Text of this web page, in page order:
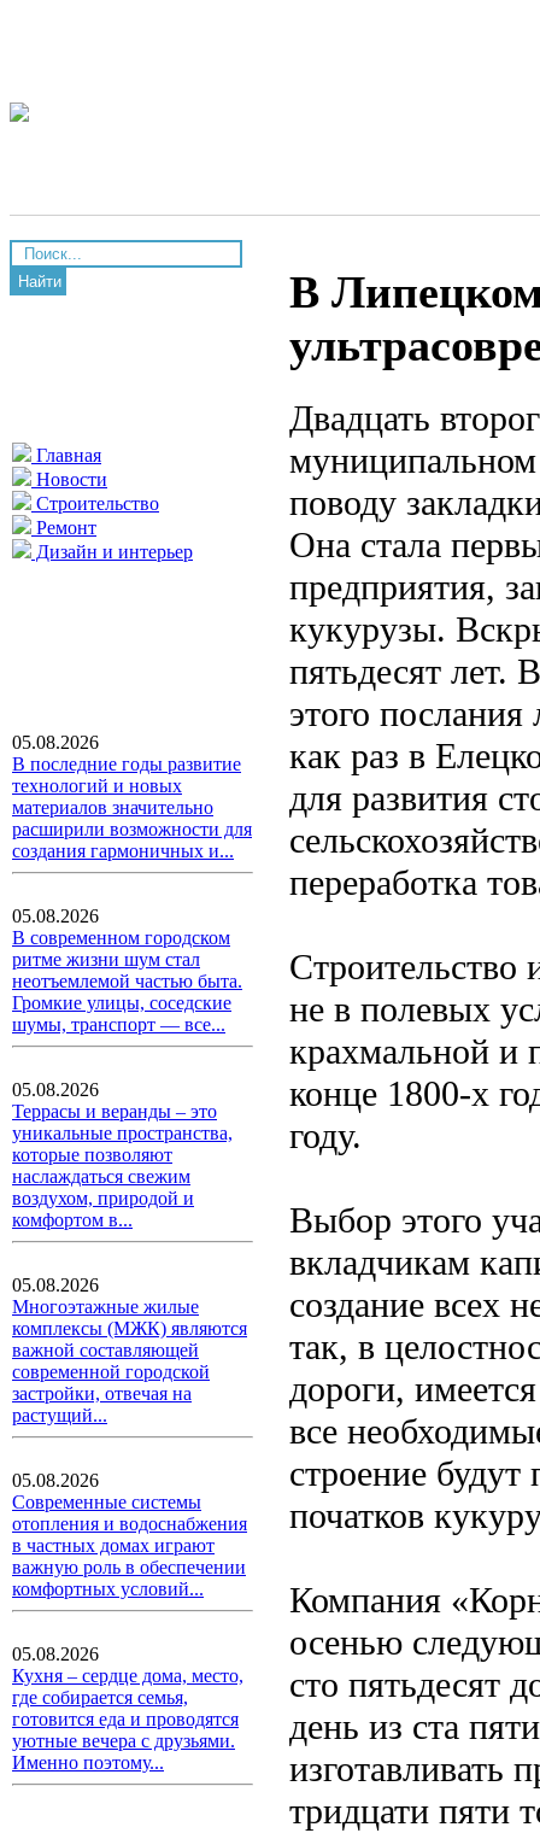
Найти
Главная
Новости
Строительство
Ремонт
Дизайн и интерьер
05.08.2026
В последние годы развитие
технологий и новых
материалов значительно
расширили возможности для
создания гармоничных и...
05.08.2026
В современном городском
ритме жизни шум стал
неотъемлемой частью быта.
Громкие улицы, соседские
шумы, транспорт — все...
05.08.2026
Террасы и веранды – это
уникальные пространства,
которые позволяют
наслаждаться свежим
воздухом, природой и
комфортом в...
05.08.2026
Многоэтажные жилые
комплексы (МЖК) являются
важной составляющей
современной городской
застройки, отвечая на
растущий...
05.08.2026
Современные системы
отопления и водоснабжения
в частных домах играют
важную роль в обеспечении
комфортных условий...
05.08.2026
Кухня – сердце дома, место,
где собирается семья,
готовится еда и проводятся
уютные вечера с друзьями.
Именно поэтому...
В Липецком
Двадцать
муниципальном
поводу
Она стала
предприятия,
кукурузы.
пятьдесят лет.
этого
как раз в
для развития
переработка
Строительство
не в полевых
крахмальной и
конце 1800-х
году.
Выбор этого
вкладчикам
создание всех
так, в
дороги,
все
строение будут
початков
Компания
осенью
сто пятьдесят
день из ста
изготавливать
тридцати пяти